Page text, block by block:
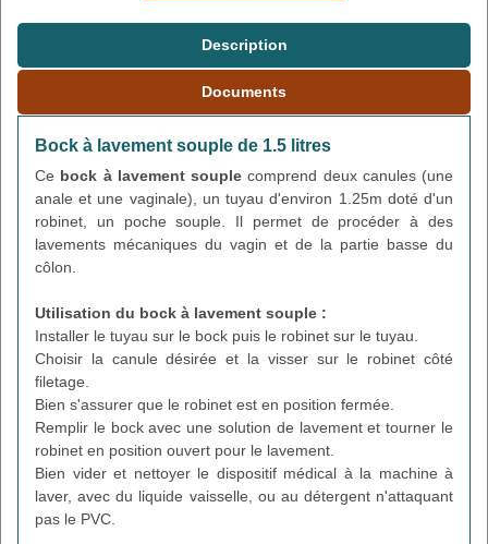
Description
Documents
Bock à lavement souple de 1.5 litres
Ce bock à lavement souple comprend deux canules (une
anale et une vaginale), un tuyau d'environ 1.25m doté d'un
robinet, un poche souple. Il permet de procéder à des
lavements mécaniques du vagin et de la partie basse du
côlon.
Utilisation du bock à lavement souple :
Installer le tuyau sur le bock puis le robinet sur le tuyau.
Choisir la canule désirée et la visser sur le robinet côté
filetage.
Bien s'assurer que le robinet est en position fermée.
Remplir le bock avec une solution de lavement et tourner le
robinet en position ouvert pour le lavement.
Bien vider et nettoyer le dispositif médical à la machine à
laver, avec du liquide vaisselle, ou au détergent n'attaquant
pas le PVC.